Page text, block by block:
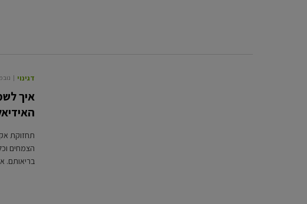
דגי נוי נובמבר
איך
תחזוקת
הצמחים
בריאותם.